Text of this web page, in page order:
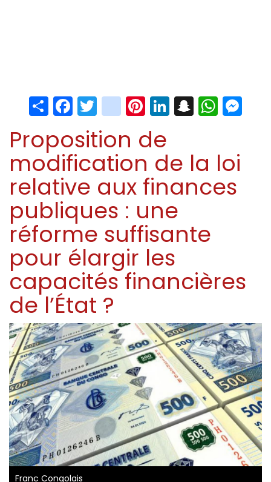
ShareFacebook
Twitter
instagram
Pinterest
LinkedIn
Snapchat
Proposition de
modification de la loi
relative aux finances
publiques : une
réforme suffisante
pour élargir les
capacités financières
de l’État ?
Franc Congolais